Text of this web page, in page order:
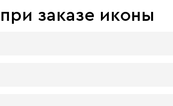
заказе иконы
бюджетный материал, чуть уступающий